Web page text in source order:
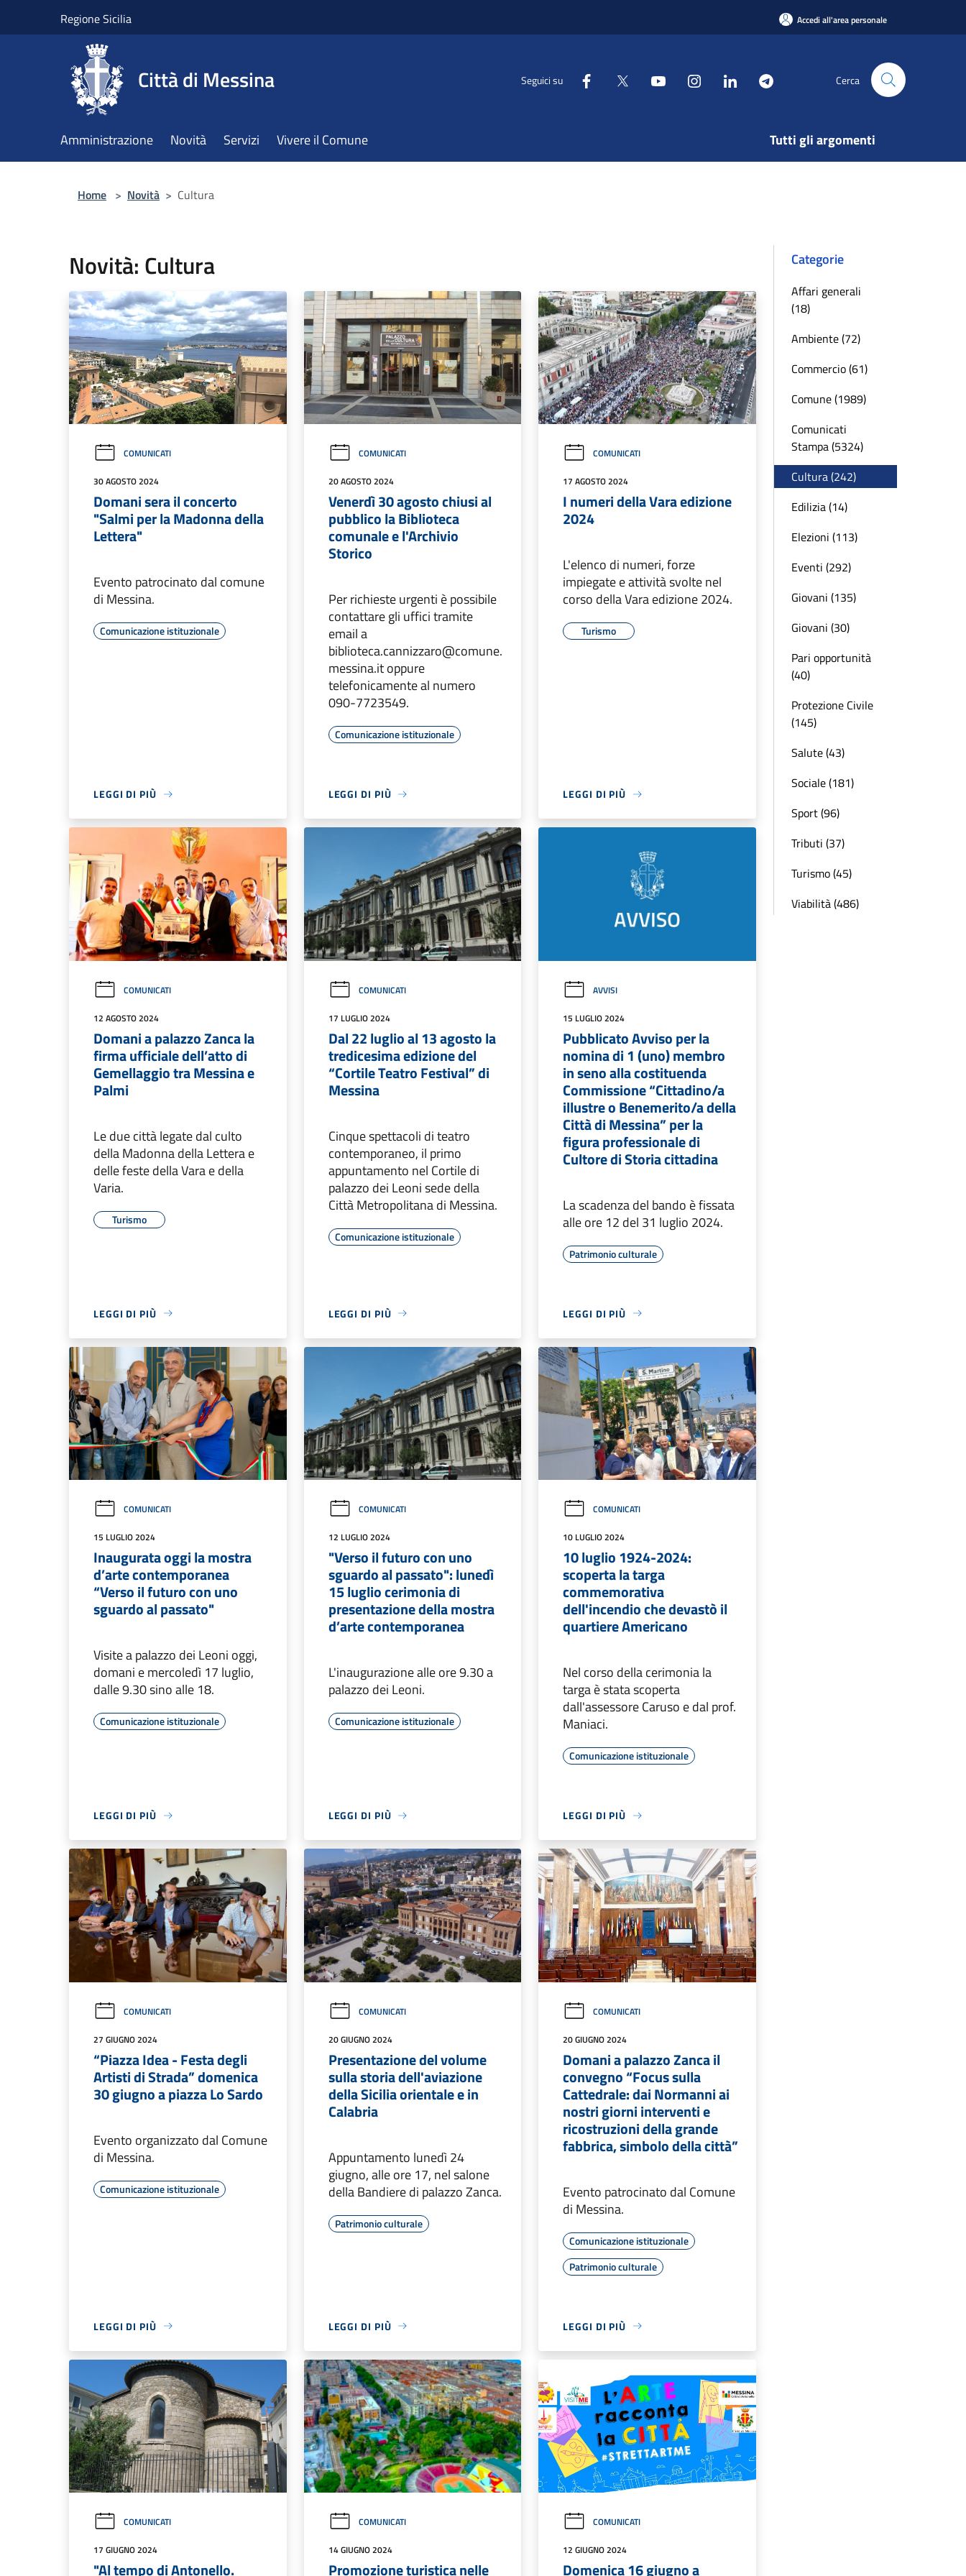
Regione Sicilia Accedi all'area personale
Città di Messina Seguici su Cerca
Amministrazione Novità Servizi Vivere il Comune Tutti gli argomenti
Home > Novità > Cultura
Novità: Cultura
COMUNICATI
30 AGOSTO 2024
Domani sera il concerto
"Salmi per la Madonna della
Lettera"
Evento patrocinato dal comune
di Messina.
Comunicazione istituzionale
LEGGI DI PIÙ
COMUNICATI
20 AGOSTO 2024
Venerdì 30 agosto chiusi al
pubblico la Biblioteca
comunale e l'Archivio
Storico
Per richieste urgenti è possibile
contattare gli uffici tramite
email a
biblioteca.cannizzaro@comune.
messina.it oppure
telefonicamente al numero
090-7723549.
Comunicazione istituzionale
LEGGI DI PIÙ
COMUNICATI
17 AGOSTO 2024
I numeri della Vara edizione
2024
L'elenco di numeri, forze
impiegate e attività svolte nel
corso della Vara edizione 2024.
Turismo
LEGGI DI PIÙ
COMUNICATI
12 AGOSTO 2024
Domani a palazzo Zanca la
firma ufficiale dell’atto di
Gemellaggio tra Messina e
Palmi
Le due città legate dal culto
della Madonna della Lettera e
delle feste della Vara e della
Varia.
Turismo
LEGGI DI PIÙ
COMUNICATI
17 LUGLIO 2024
Dal 22 luglio al 13 agosto la
tredicesima edizione del
“Cortile Teatro Festival” di
Messina
Cinque spettacoli di teatro
contemporaneo, il primo
appuntamento nel Cortile di
palazzo dei Leoni sede della
Città Metropolitana di Messina.
Comunicazione istituzionale
LEGGI DI PIÙ
AVVISI
15 LUGLIO 2024
Pubblicato Avviso per la
nomina di 1 (uno) membro
in seno alla costituenda
Commissione “Cittadino/a
illustre o Benemerito/a della
Città di Messina” per la
figura professionale di
Cultore di Storia cittadina
La scadenza del bando è fissata
alle ore 12 del 31 luglio 2024.
Patrimonio culturale
LEGGI DI PIÙ
COMUNICATI
15 LUGLIO 2024
Inaugurata oggi la mostra
d’arte contemporanea
“Verso il futuro con uno
sguardo al passato"
Visite a palazzo dei Leoni oggi,
domani e mercoledì 17 luglio,
dalle 9.30 sino alle 18.
Comunicazione istituzionale
LEGGI DI PIÙ
COMUNICATI
12 LUGLIO 2024
"Verso il futuro con uno
sguardo al passato": lunedì
15 luglio cerimonia di
presentazione della mostra
d’arte contemporanea
L'inaugurazione alle ore 9.30 a
palazzo dei Leoni.
Comunicazione istituzionale
LEGGI DI PIÙ
COMUNICATI
10 LUGLIO 2024
10 luglio 1924-2024:
scoperta la targa
commemorativa
dell'incendio che devastò il
quartiere Americano
Nel corso della cerimonia la
targa è stata scoperta
dall'assessore Caruso e dal prof.
Maniaci.
Comunicazione istituzionale
LEGGI DI PIÙ
COMUNICATI
27 GIUGNO 2024
“Piazza Idea - Festa degli
Artisti di Strada” domenica
30 giugno a piazza Lo Sardo
Evento organizzato dal Comune
di Messina.
Comunicazione istituzionale
LEGGI DI PIÙ
COMUNICATI
20 GIUGNO 2024
Presentazione del volume
sulla storia dell'aviazione
della Sicilia orientale e in
Calabria
Appuntamento lunedì 24
giugno, alle ore 17, nel salone
della Bandiere di palazzo Zanca.
Patrimonio culturale
LEGGI DI PIÙ
COMUNICATI
20 GIUGNO 2024
Domani a palazzo Zanca il
convegno “Focus sulla
Cattedrale: dai Normanni ai
nostri giorni interventi e
ricostruzioni della grande
fabbrica, simbolo della città”
Evento patrocinato dal Comune
di Messina.
Comunicazione istituzionale
Patrimonio culturale
LEGGI DI PIÙ
COMUNICATI
17 GIUGNO 2024
"Al tempo di Antonello.
COMUNICATI
14 GIUGNO 2024
Promozione turistica nelle
COMUNICATI
12 GIUGNO 2024
Domenica 16 giugno a
Categorie
Affari generali
(18)
Ambiente (72)
Commercio (61)
Comune (1989)
Comunicati
Stampa (5324)
Cultura (242)
Edilizia (14)
Elezioni (113)
Eventi (292)
Giovani (135)
Giovani (30)
Pari opportunità
(40)
Protezione Civile
(145)
Salute (43)
Sociale (181)
Sport (96)
Tributi (37)
Turismo (45)
Viabilità (486)